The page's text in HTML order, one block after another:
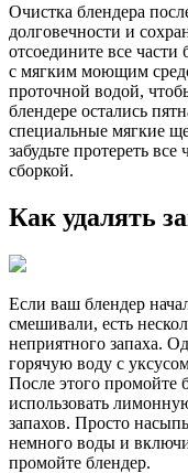
Очистка блендера
долговечности и
отсоедините все
с мягким моющим
проточной водой,
блендере остались
специальные мягкие
забудьте протереть
сборкой.
Как удалять
Если ваш блендер
смешивали, есть
неприятного запаха.
горячую воду с
После этого
использовать
запахов. Просто
немного воды и
промойте блендер.